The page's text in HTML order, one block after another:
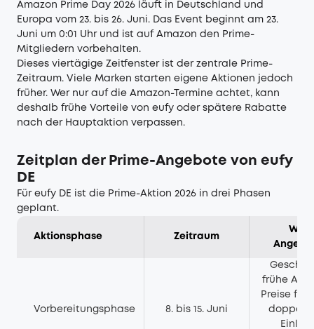
Amazon Prime Day 2026 läuft in Deutschland und
Europa vom 23. bis 26. Juni. Das Event beginnt am 23.
Juni um 0:01 Uhr und ist auf Amazon den Prime-
Mitgliedern vorbehalten.
Dieses viertägige Zeitfenster ist der zentrale Prime-
Zeitraum. Viele Marken starten eigene Aktionen jedoch
früher. Wer nur auf die Amazon-Termine achtet, kann
deshalb frühe Vorteile von eufy oder spätere Rabatte
nach der Hauptaktion verpassen.
Zeitplan der Prime-Angebote von eufy
DE
Für eufy DE ist die Prime-Aktion 2026 in drei Phasen
geplant.
Aktionsphase Zeitraum
Vorbereitungsphase 8. bis 15. Juni
frühe
Preise für